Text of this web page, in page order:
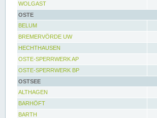
WOLGAST
OSTE
BELUM
BREMERVÖRDE UW
HECHTHAUSEN
OSTE-SPERRWERK AP
OSTE-SPERRWERK BP
OSTSEE
ALTHAGEN
BARHÖFT
BARTH